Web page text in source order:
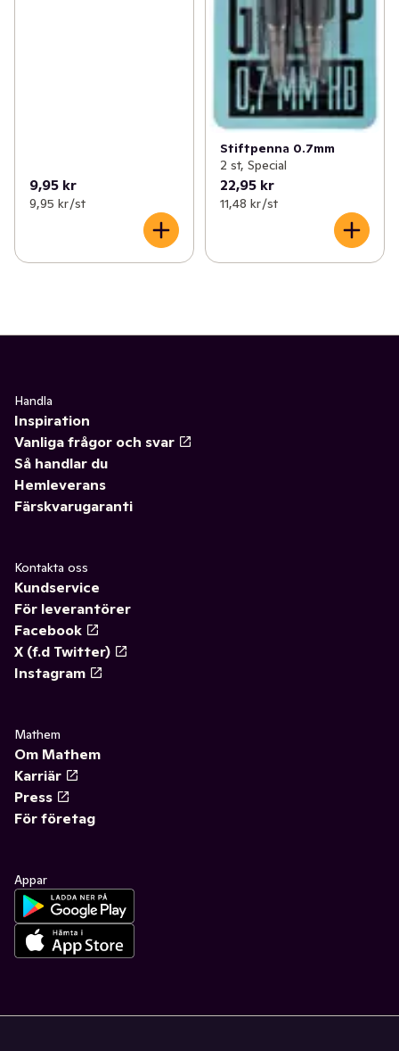
9,95 kr
9,95 kr /st
Stiftpenna 0.7mm
2 st, Special
22,95 kr
11,48 kr /st
Handla
Inspiration
Vanliga frågor och svar
Så handlar du
Hemleverans
Färskvarugaranti
Kontakta oss
Kundservice
För leverantörer
Facebook
X (f.d Twitter)
Instagram
Mathem
Om Mathem
Karriär
Press
För företag
Appar